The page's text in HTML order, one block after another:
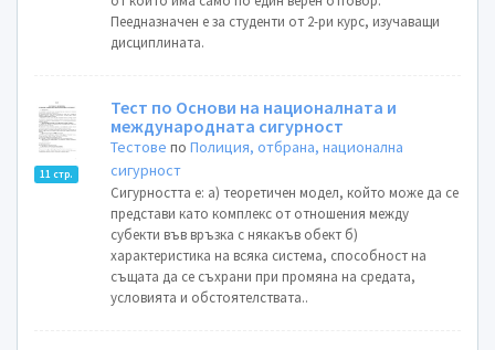
Пеедназначен е за студенти от 2-ри курс, изучаващи
дисциплината.
11 стр.
Тест по Основи на националната и
международната сигурност
Тестове поПолиция, отбрана, национална
сигурност
Сигурността е: а) теоретичен модел, който може да се
представи като комплекс от отношения между
субекти във връзка с някакъв обект б)
характеристика на всяка система, способност на
същата да се съхрани при промяна на средата,
условията и обстоятелствата..